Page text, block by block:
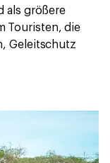
als größere
Touristen, die
Geleitschutz